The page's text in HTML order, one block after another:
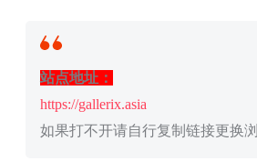
站点地址：
https://gallerix.asia
如果打不开请自行复制链接更换